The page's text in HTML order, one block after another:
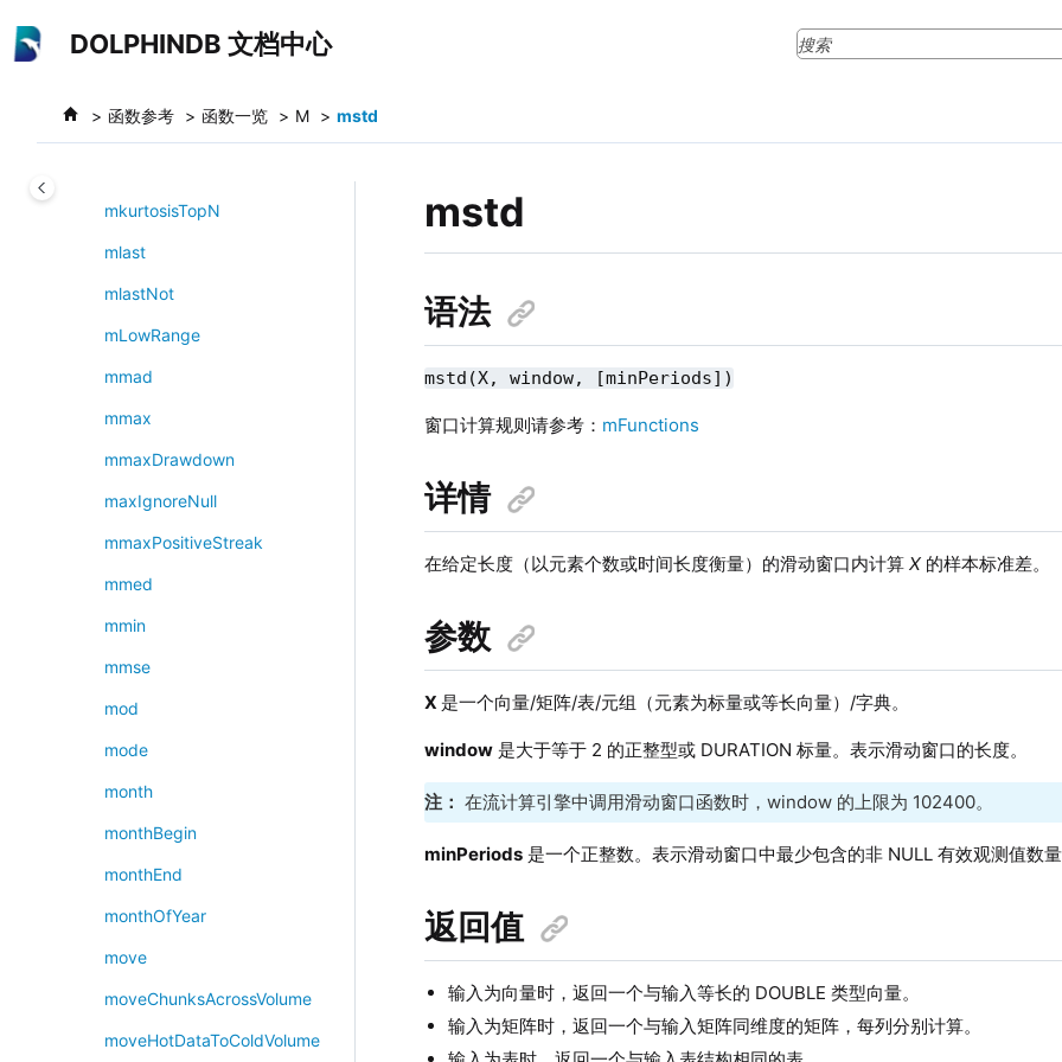
DOLPHINDB 文档中心
函数参考 函数一览 M mstd
minute
mkdir
mkurtosisTopN
mlast
mlastNot
mLowRange
mmad
mmax
mmaxDrawdown
maxIgnoreNull
mmaxPositiveStreak
mmed
mmin
mmse
mod
mode
month
monthBegin
monthEnd
monthOfYear
move
moveChunksAcrossVolume
moveHotDataToColdVolume
mstd
语法
mstd(X, window, [minPeriods])
窗口计算规则请参考： mFunctions
详情
在给定长度（以元素个数或时间长度衡量）的滑动窗口内计算X 的样本标准差。
参数
X 是一个向量/矩阵/表/元组（元素为标量或等长向量）/字典。
window 是大于等于 2 的正整型或 DURATION 标量。表示滑动窗口的长度。
注： 在流计算引擎中调用滑动窗口函数时，window 的上限为 102400。
minPeriods 是一个正整数。表示滑动窗口中最少包含的非 NULL 有效观测值数
返回值
输入为向量时，返回一个与输入等长的 DOUBLE 类型向量。
输入为矩阵时，返回一个与输入矩阵同维度的矩阵，每列分别计算。